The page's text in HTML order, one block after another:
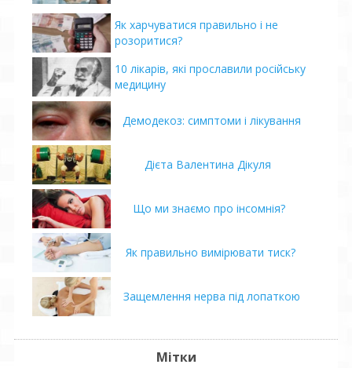
Як харчуватися правильно і не
розоритися?
10 лікарів, які прославили російську
медицину
Демодекоз: симптоми і лікування
Дієта Валентина Дікуля
Що ми знаємо про інсомнія?
Як правильно вимірювати тиск?
Защемлення нерва під лопаткою
Мітки